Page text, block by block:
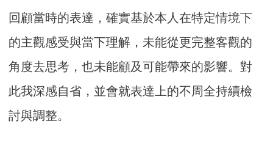
回顧當時的表達，確實基於本人在特定情境下
的主觀感受與當下理解，未能從更完整客觀的
角度去思考，也未能顧及可能帶來的影響。對
此我深感自省，並會就表達上的不周全持續檢
討與調整。